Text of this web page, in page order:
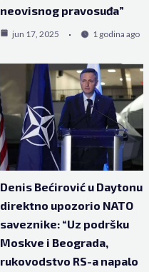
neovisnog pravosuđa”
jun 17, 2025 1 godina ago
Denis Bećirović u Daytonu
direktno upozorio NATO
saveznike: “Uz podršku
Moskve i Beograda,
rukovodstvo RS-a napalo